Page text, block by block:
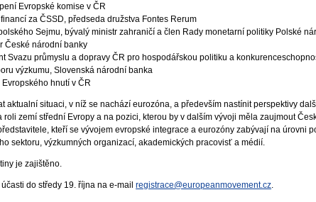
Evropské komise v ČR
za ČSSD, předseda družstva Fontes Rerum
Sejmu, bývalý ministr zahraničí a člen Rady monetarní politiky Polské
České národní banky
Svazu průmyslu a dopravy ČR pro hospodářskou politiku a
výzkumu, Slovenská národní banka
hnutí v ČR
aktualní situaci, v níž se nachází eurozóna, a především nastínit perspektivy
zemí střední Evropy a na pozici, kterou by v dalším vývoji měla zaujmout
kteří se vývojem evropské integrace a eurozóny zabývají na úrovni
sektoru, výzkumných organizací, akademických pracovisť a médií.
je zajištěno.
do středy 19. října na e-mailregistrace@europeanmovement.cz